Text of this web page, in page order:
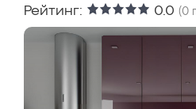
Рейтинг: 0.0 (0